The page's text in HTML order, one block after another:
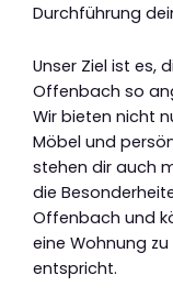
Durchführung
Unser Ziel ist es,
Offenbach so
Wir bieten nicht
Möbel und
stehen dir auch
die
Offenbach und
eine Wohnung
entspricht.